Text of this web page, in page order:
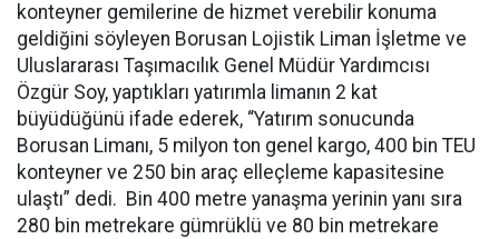
konteyner gemilerine de hizmet verebilir konuma
geldiğini söyleyen Borusan Lojistik Liman İşletme ve
Uluslararası Taşımacılık Genel Müdür Yardımcısı
Özgür Soy, yaptıkları yatırımla limanın 2 kat
büyüdüğünü ifade ederek, “Yatırım sonucunda
Borusan Limanı, 5 milyon ton genel kargo, 400 bin TEU
konteyner ve 250 bin araç elleçleme kapasitesine
ulaştı” dedi. Bin 400 metre yanaşma yerinin yanı sıra
280 bin metrekare gümrüklü ve 80 bin metrekare